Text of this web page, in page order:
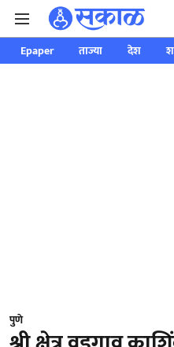
Epaper ताज्या देश
पुणे